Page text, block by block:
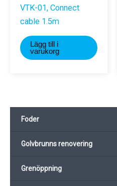
VTK-01, Connect
cable 1.5m
Lägg till i
varukorg
Foder
Golvbrunns renovering
Grenöppning